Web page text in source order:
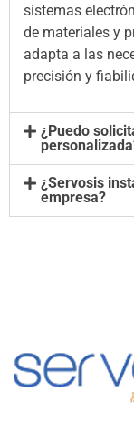
sistemas
de materiales y
adapta a las
precisión y
¿Puedo
¿Servosis
empresa?